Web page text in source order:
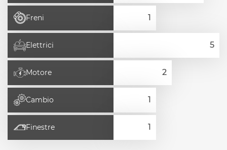
Freni
Elettrici
Motore
Cambio
Finestre